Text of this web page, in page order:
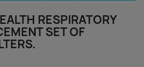
RESPIRATORY
SET OF